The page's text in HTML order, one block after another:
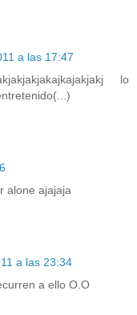
a las 17:47
lo
alone ajajaja
a las 23:34
a ello O.O